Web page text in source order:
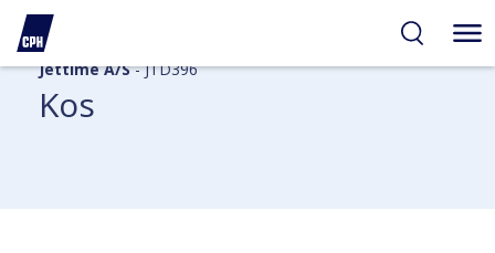
Jettime A/S- JTD396
Kos